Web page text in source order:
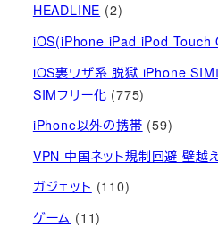
HEADLINE (2)
iOS(iPhone iPad iPod Touch
iOS裏ワザ系 脱獄 iPhone SIM
SIMフリー化 (775)
iPhone以外の携帯 (59)
VPN 中国ネット規制回避 壁越
ガジェット (110)
ゲーム (11)